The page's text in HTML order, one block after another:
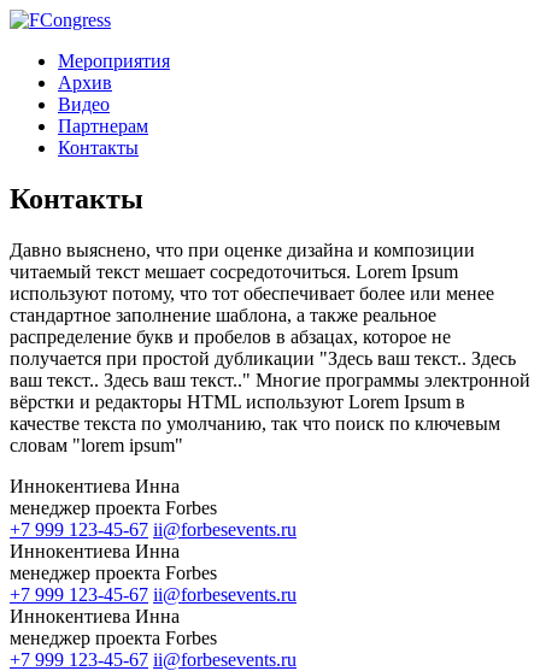
Мероприятия
Архив
Видео
Партнерам
Контакты
Контакты
Давно выяснено, что при оценке дизайна и композиции
читаемый текст мешает сосредоточиться. Lorem Ipsum
используют потому, что тот обеспечивает более или менее
стандартное заполнение шаблона, а также реальное
распределение букв и пробелов в абзацах, которое не
получается при простой дубликации "Здесь ваш текст.. Здесь
ваш текст.. Здесь ваш текст.." Многие программы электронной
вёрстки и редакторы HTML используют Lorem Ipsum в
качестве текста по умолчанию, так что поиск по ключевым
словам "lorem ipsum"
Иннокентиева Инна
менеджер проекта Forbes
+7 999 123-45-67 ii@forbesevents.ru
Иннокентиева Инна
менеджер проекта Forbes
+7 999 123-45-67 ii@forbesevents.ru
Иннокентиева Инна
менеджер проекта Forbes
+7 999 123-45-67 ii@forbesevents.ru